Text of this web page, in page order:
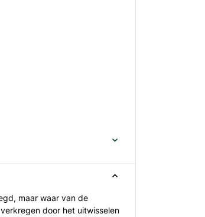
maar waar van de
door het uitwisselen